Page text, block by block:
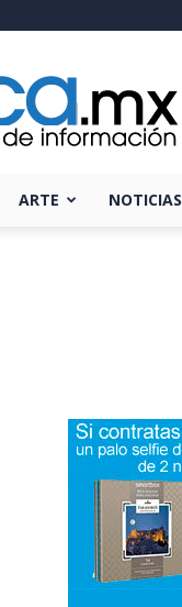
ARTE NOTICIAS